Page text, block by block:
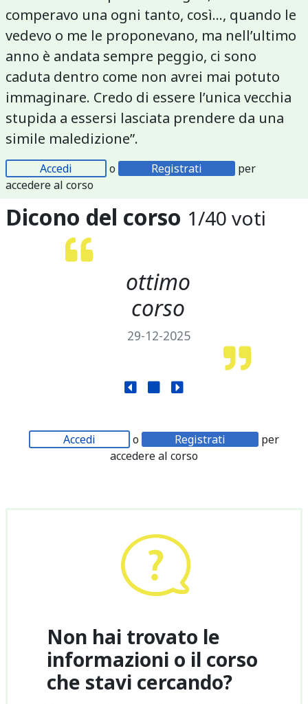
comperavo una ogni tanto, così..., quando le
vedevo o me le proponevano, ma nell’ultimo
anno è andata sempre peggio, ci sono
caduta dentro come non avrei mai potuto
immaginare. Credo di essere l’unica vecchia
stupida a essersi lasciata prendere da una
simile maledizione”.
Accedi o Registrati
per
accedere al corso
Dicono del corso 1/40 voti
ottimo
corso
29-12-2025
Accedi o Registrati
per
accedere al corso
Non hai trovato le
informazioni o il corso
che stavi cercando?